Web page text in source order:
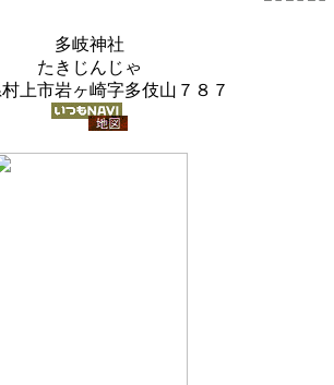
多岐神社
たきじんじゃ
上市岩ヶ崎字多伎山７８７